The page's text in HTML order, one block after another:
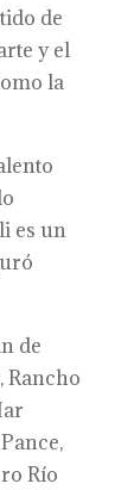
de
y el
la
es un
de
Rancho
Río